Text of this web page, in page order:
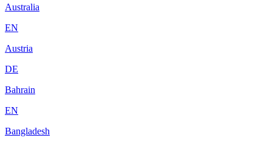
Australia
EN
Austria
DE
Bahrain
EN
Bangladesh